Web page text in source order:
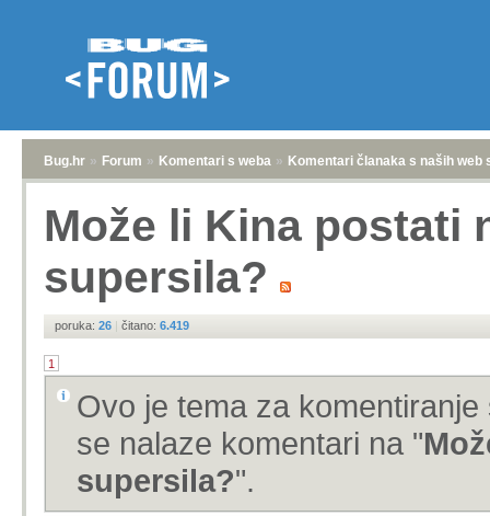
Bug.hr » Forum » Komentari s weba » Komentari članaka s naših web
Može li Kina postati
supersila?
poruka: 26 | čitano: 6.419
1
Ovo je tema za
se nalaze komentari na "
supersila?".